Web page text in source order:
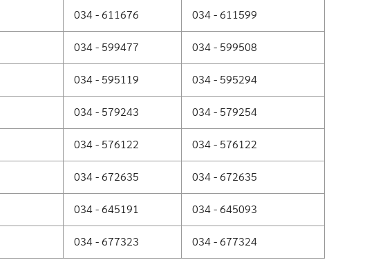
034 - 611676 034 - 611599
034 - 599477 034 - 599508
034 - 595119 034 - 595294
034 - 579243 034 - 579254
034 - 576122 034 - 576122
034 - 672635 034 - 672635
034 - 645191 034 - 645093
034 - 677323 034 - 677324